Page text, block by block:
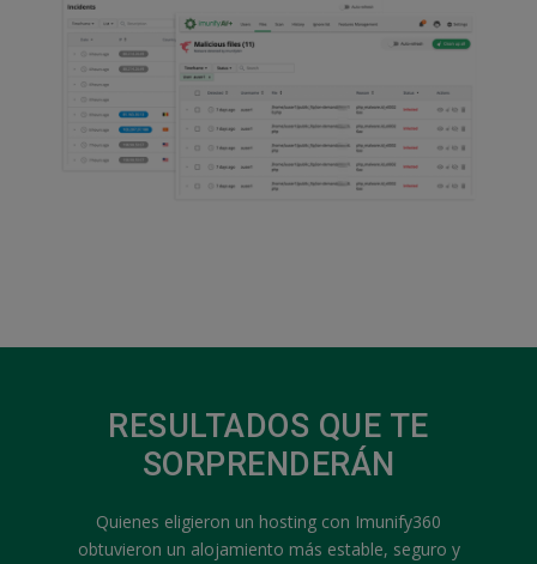
RESULTADOS QUE TE
SORPRENDERÁN
Quienes eligieron un hosting con Imunify360
obtuvieron un alojamiento más estable, seguro y